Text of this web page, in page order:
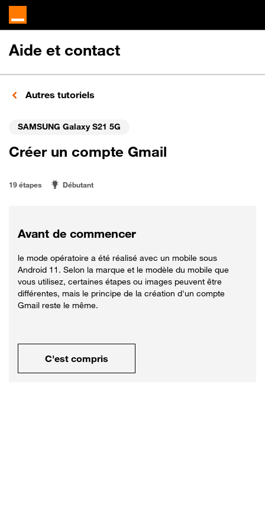
Aide et contact
Autres tutoriels
SAMSUNG Galaxy S21 5G
Créer un compte Gmail
19 étapes Débutant
Avant de commencer
le mode opératoire a été réalisé avec un mobile sous
Android 11. Selon la marque et le modèle du mobile que
vous utilisez, certaines étapes ou images peuvent être
différentes, mais le principe de la création d'un compte
Gmail reste le même.
C'est compris